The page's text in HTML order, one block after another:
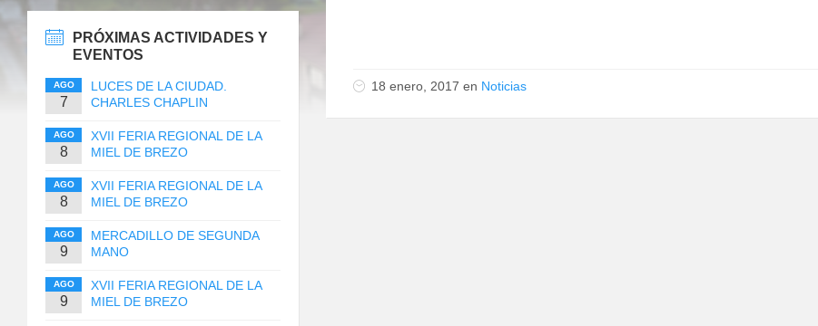
18 enero, 2017 en Noticias
PRÓXIMAS ACTIVIDADES Y
EVENTOS
AGO
7
LUCES DE LA CIUDAD.
CHARLES CHAPLIN
AGO
8
XVII FERIA REGIONAL DE LA
MIEL DE BREZO
AGO
8
XVII FERIA REGIONAL DE LA
MIEL DE BREZO
AGO
9
MERCADILLO DE SEGUNDA
MANO
AGO
9
XVII FERIA REGIONAL DE LA
MIEL DE BREZO